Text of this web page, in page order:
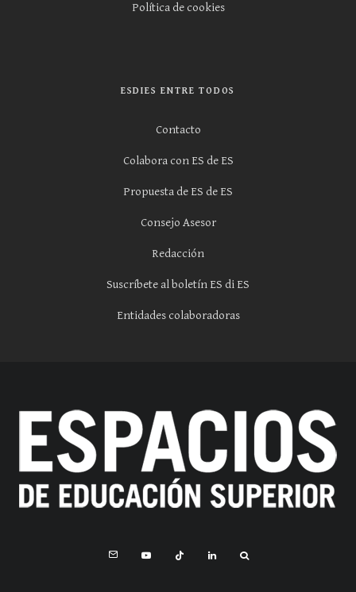
Política de cookies
ESDIES ENTRE TODOS
Contacto
Colabora con ES de ES
Propuesta de ES de ES
Consejo Asesor
Redacción
Suscríbete al boletín ES di ES
Entidades colaboradoras